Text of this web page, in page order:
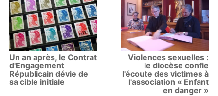
Un an après, le Contrat
d'Engagement
Républicain dévie de
sa cible initiale
Violences sexuelles :
le diocèse confie
l'écoute des victimes à
l'association « Enfant
en danger »